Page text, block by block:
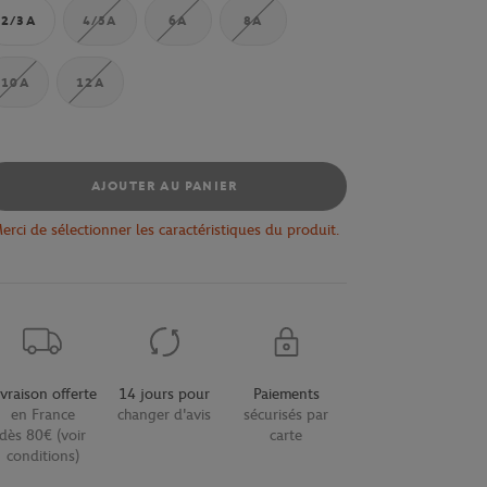
2/3A 4/5A 6A 8A
10A 12A
AJOUTER AU PANIER
de sélectionner les caractéristiques du produit.
offerte
en France
dès 80€ (voir
conditions)
14 jours pour
changer d'avis
Paiements
sécurisés par
carte